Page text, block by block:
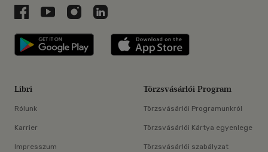
Libri a Facebookon
Libri a Youtube-on
Libri az Instagramon
Libri a LinkedInen
Libri applikáció Szerezd meg: Google
Libri
Rólunk
Karrier
Impresszum
Törzsvásárlói Program
Törzsvásárlói Programunkról
Törzsvásárlói Kártya egyenlege
Törzsvásárlói szabályzat